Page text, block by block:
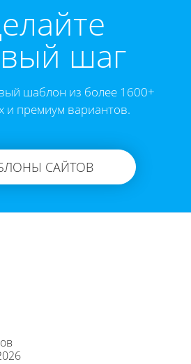
шаг
шаблон из более 1600+
и премиум вариантов.
САЙТОВ